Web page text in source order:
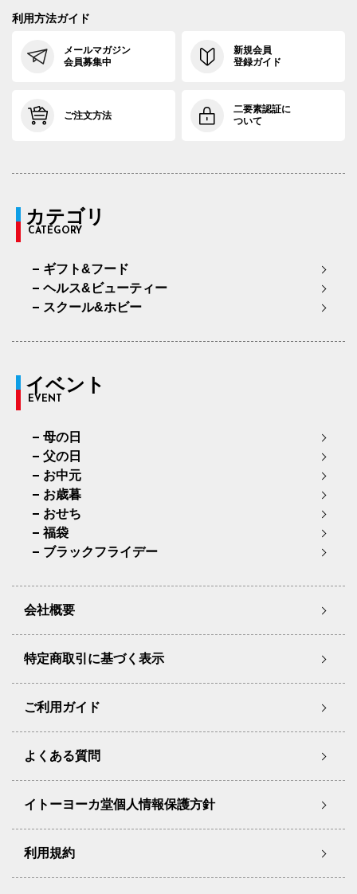
利用方法ガイド
メールマガジン
会員募集中
新規会員
登録ガイド
ご注文方法
二要素認証に
ついて
カテゴリ
CATEGORY
ギフト&フード
ヘルス&ビューティー
スクール&ホビー
イベント
EVENT
母の日
父の日
お中元
お歳暮
おせち
福袋
ブラックフライデー
会社概要
特定商取引に基づく表示
ご利用ガイド
よくある質問
イトーヨーカ堂個人情報保護方針
利用規約